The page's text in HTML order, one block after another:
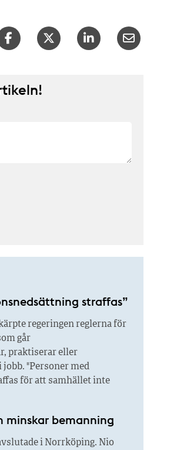
straffas”
regeringen reglerna för
går
praktiserar eller
"Personer med
för att samhället inte
minskar bemanning
i Norrköping. Nio